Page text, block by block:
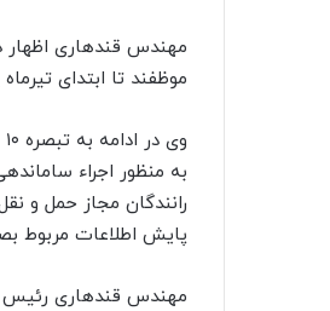
مهندس قندهاری اظهار
موظفند تا ابتدای
به منظور اجراء
رانندگان مجاز حمل و
پایش اطلاعات مربوط
مهندس قندهاری رئیس